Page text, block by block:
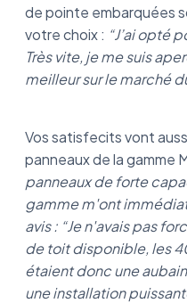
de pointe embarquées
votre choix : “J’ai opté
Très vite, je me suis
meilleur sur le marché
Vos satisfecits vont
panneaux de la gamme
panneaux de forte
gamme m'ont
avis : “Je n'avais pas
de toit disponible, les
étaient donc une
une installation